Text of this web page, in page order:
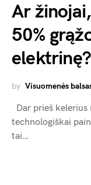
Ar
50%
elektrinę?
by Visuomenės
Dar prieš
technologiškai
tai…